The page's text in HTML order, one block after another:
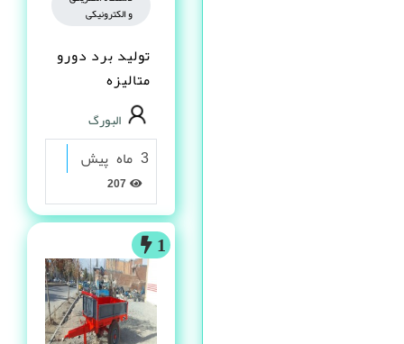
و الکترونیکی
تولید برد دورو
متالیزه
البورگ
3 ماه پیش
1